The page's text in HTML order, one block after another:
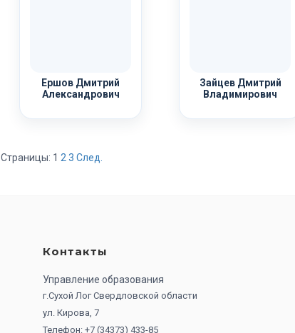
Ершов Дмитрий
Александрович
Зайцев Дмитрий
Владимирович
Страницы: 1 2 3 След.
Контакты
Управление образования
г.Сухой Лог Свердловской области
ул. Кирова, 7
Телефон: +7 (34373) 433-85